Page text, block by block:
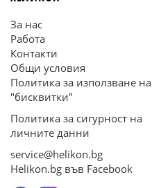
За нас
Работа
Контакти
Общи условия
Политика за използване на
"бисквитки"
Политика за сигурност на
личните данни
service@helikon.bg
Helikon.bg във Facebook